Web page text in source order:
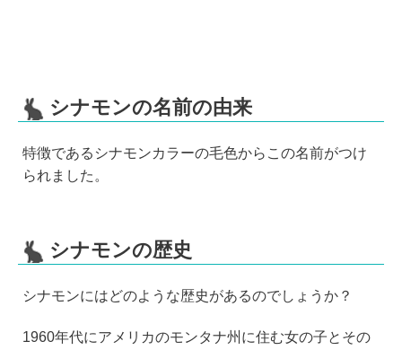
シナモンの名前の由来
特徴であるシナモンカラーの毛色からこの名前がつけ
られました。
シナモンの歴史
シナモンにはどのような歴史があるのでしょうか？
1960年代にアメリカのモンタナ州に住む女の子とその